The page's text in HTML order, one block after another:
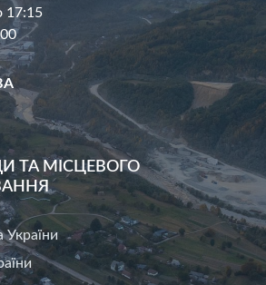
17:15
ТА МІСЦЕВОГО
України